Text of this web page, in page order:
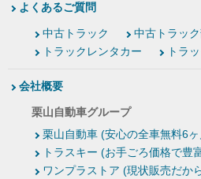
よくあるご質問
中古トラック
中古トラッ
トラックレンタカー
トラ
会社概要
栗山自動車グループ
栗山自動車 (安心の全車無料6
トラスキー (お手ごろ価格で豊
ワンプラストア (現状販売だか